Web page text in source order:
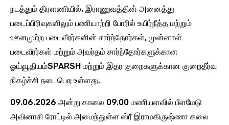
நடத்தும் திரளணியில், இராணுவத்தின் அனைத்து
படைப்பிரிவுகளிலும் பணியாற்றி போரில் உயிர்நீத்த மற்றும்
ஊனமுற்ற படைவீரர்களின் சார்ந்தோர்கள், முன்னாள்
படைவீரர்கள் மற்றும் அவர்தம் சார்ந்தோர்களுக்கான
ஓய்வூதியம்SPARSH மற்றும் இதர குறைகளுக்கான குறைதீர்வு
நிகழ்ச்சி நடைபெற உள்ளது.
09.06.2026 அன்று காலை 09.00 மணியளவில் பீளமேடு
அவினாசி ரோட்டில் அமைந்துள்ள ஸ்ரீ இராமகிருஷ்ணா கலை